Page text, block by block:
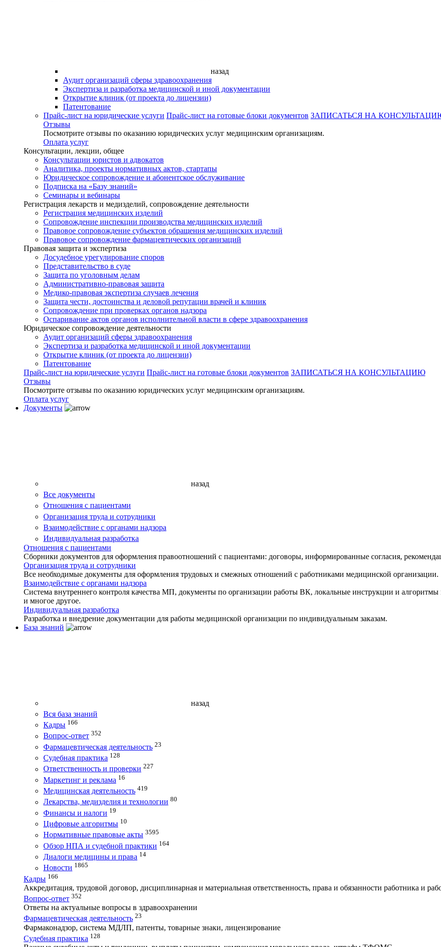
назад
Аудит организаций сферы здравоохранения
Экспертиза и разработка медицинской и иной документации
Открытие клиник (от проекта до лицензии)
Патентование
Прайс-лист на юридические услуги Прайс-лист на готовые блоки документов ЗАПИСАТЬСЯ НА
Отзывы
Посмотрите отзывы по оказанию юридических услуг медицинским организациям.
Оплата услуг
Консультации, лекции, общее
Консультации юристов и адвокатов
Аналитика, проекты нормативных актов, стартапы
Юридическое сопровождение и абонентское обслуживание
Подписка на «Базу знаний»
Семинары и вебинары
Регистрация лекарств и медизделий, сопровождение деятельности
Регистрация медицинских изделий
Сопровождение инспекции производства медицинских изделий
Правовое сопровождение субъектов обращения медицинских изделий
Правовое сопровождение фармацевтических организаций
Правовая защита и экспертиза
Досудебное урегулирование споров
Представительство в суде
Защита по уголовным делам
Административно-правовая защита
Медико-правовая экспертиза случаев лечения
Защита чести, достоинства и деловой репутации врачей и клиник
Сопровождение при проверках органов надзора
Оспаривание актов органов исполнительной власти в сфере здравоохранения
Юридическое сопровождение деятельности
Аудит организаций сферы здравоохранения
Экспертиза и разработка медицинской и иной документации
Открытие клиник (от проекта до лицензии)
Патентование
Прайс-лист на юридические услуги Прайс-лист на готовые блоки документов ЗАПИСАТЬСЯ НА КОНСУЛЬТАЦИЮ
Отзывы
Посмотрите отзывы по оказанию юридических услуг медицинским организациям.
Оплата услуг
Документы
назад
Все документы
Отношения с пациентами
Организация труда и сотрудники
Взаимодействие с органами надзора
Индивидуальная разработка
Отношения с пациентами
Сборники документов для оформления правоотношений с пациентами: договоры, информированные согласия,
Организация труда и сотрудники
Все необходимые документы для оформления трудовых и смежных отношений с работниками медицинской организации.
Взаимодействие с органами надзора
Система внутреннего контроля качества МП, документы по организации работы ВК, локальные инструкции и
и многое другое.
Индивидуальная разработка
Разработка и внедрение документации для работы медицинской организации по индивидуальным заказам.
База знаний
назад
Вся база знаний
Кадры 166
Вопрос-ответ 352
Фармацевтическая деятельность 23
Судебная практика 128
Ответственность и проверки 227
Маркетинг и реклама 16
Медицинская деятельность 419
Лекарства, медизделия и технологии 80
Финансы и налоги 19
Цифровые алгоритмы 10
Нормативные правовые акты 3595
Обзор НПА и судебной практики 164
Диалоги медицины и права 14
Новости 1865
Кадры 166
Аккредитация, трудовой договор, дисциплинарная и материальная ответственность, права и обязанности работника и
Вопрос-ответ 352
Ответы на актуальные вопросы в здравоохранении
Фармацевтическая деятельность 23
Фармаконадзор, система МДЛП, патенты, товарные знаки, лицензирование
Судебная практика 128